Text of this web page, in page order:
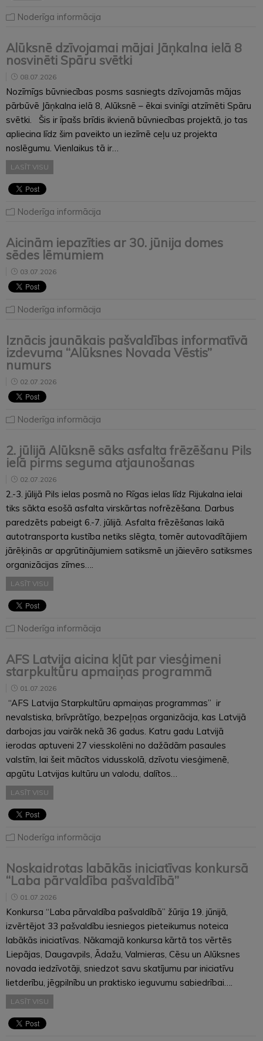
Noderīga informācija
Alūksnē dzīvojamai mājai Jāņkalna ielā 8
nosvinēti Spāru svētki
08.07.2026
Nozīmīgs būvniecības posms sasniegts dzīvojamās mājas
pārbūvē Jāņkalna ielā 8, Alūksnē – ēkai svinīgi atzīmēti Spāru
svētki. Šis ir īpašs brīdis ikvienā būvniecības projektā, jo tas
apliecina līdz šim paveikto un iezīmē ceļu uz projekta
noslēgumu. Vienlaikus tā ir…
LASĪT VISU
Noderīga informācija
Aicinām iepazīties ar 30. jūnija domes
sēdes lēmumiem
03.07.2026
Noderīga informācija
Iznācis jaunākais pašvaldības informatīvā
izdevuma “Alūksnes Novada Vēstis”
numurs
02.07.2026
Noderīga informācija
2. jūlijā Alūksnē sāks asfalta frēzēšanu Pils
ielā pirms seguma atjaunošanas
02.07.2026
2.-3. jūlijā Pils ielas posmā no Rīgas ielas līdz Rijukalna ielai
tiks sākta esošā asfalta virskārtas nofrēzēšana. Darbus
paredzēts pabeigt 6.-7. jūlijā. Asfalta frēzēšanas laikā
autotransporta kustība netiks slēgta, tomēr autovadītājiem
jārēķinās ar apgrūtinājumiem satiksmē un jāievēro satiksmes
organizācijas zīmes….
LASĪT VISU
Noderīga informācija
AFS Latvija aicina kļūt par viesģimeni
starpkultūru apmaiņas programmā
01.07.2026
“AFS Latvija Starpkultūru apmaiņas programmas” ir
nevalstiska, brīvprātīgo, bezpeļņas organizācija, kas Latvijā
darbojas jau vairāk nekā 36 gadus. Katru gadu Latvijā
ierodas aptuveni 27 viesskolēni no dažādām pasaules
valstīm, lai šeit mācītos vidusskolā, dzīvotu viesģimenē,
apgūtu Latvijas kultūru un valodu, dalītos…
LASĪT VISU
Noderīga informācija
Noskaidrotas labākās iniciatīvas konkursā
“Laba pārvaldība pašvaldībā”
01.07.2026
Konkursa “Laba pārvaldība pašvaldībā” žūrija 19. jūnijā,
izvērtējot 33 pašvaldību iesniegos pieteikumus noteica
labākās iniciatīvas. Nākamajā konkursa kārtā tos vērtēs
Liepājas, Daugavpils, Ādažu, Valmieras, Cēsu un Alūksnes
novada iedzīvotāji, sniedzot savu skatījumu par iniciatīvu
lietderību, jēgpilnību un praktisko ieguvumu sabiedrībai….
LASĪT VISU